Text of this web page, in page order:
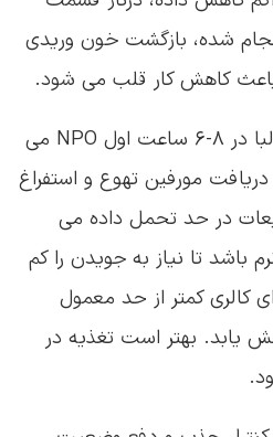
مورفین تهوع و استفراغ
در حد تحمل داده می
باشد تا نیاز به جویدن را کم
کالری کمتر از حد معمول
یابد. بهتر است تغذیه در
کنترل جذب و دفع وضعیت
کنیم. اگر میزان دفع کمتر
ده قلبی و نارسایی قلب
مقدمه شروع شوک کاردیوژنیک